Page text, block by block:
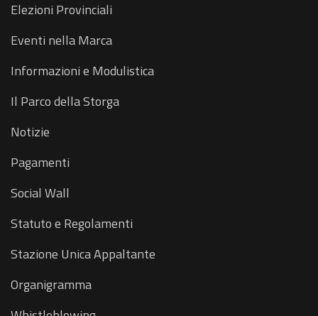
Elezioni Provinciali
Eventi nella Marca
Informazioni e Modulistica
Il Parco della Storga
Notizie
Pagamenti
Social Wall
Statuto e Regolamenti
Stazione Unica Appaltante
Organigramma